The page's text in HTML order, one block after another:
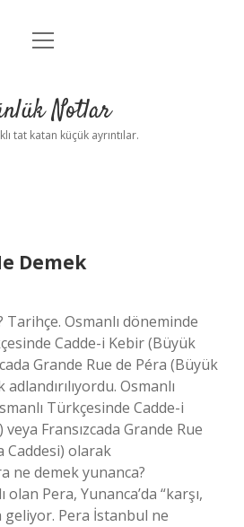
Anasayfa
Yasal Uyarı
menüyü
Notlar
tat katan küçük ayrıntılar.
Demek
Tarihçe. Osmanlı döneminde
Cadde-i Kebir (Büyük
Grande Rue de Péra (Büyük
Osmanlı
Türkçesinde Cadde-i
Fransızcada Grande Rue
Caddesi) olarak
ne demek yunanca?
olan Pera, Yunanca’da “karşı,
geliyor. Pera İstanbul ne